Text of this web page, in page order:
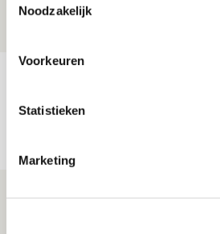
Noodzakelijk
Voorkeuren
Statistieken
Marketing
07 AUGUSTUS 2026 - 00:36
Trotse Klaassen:
voor mijn club is heel
Ajax zet Shelbourne
reist met vertrouwen